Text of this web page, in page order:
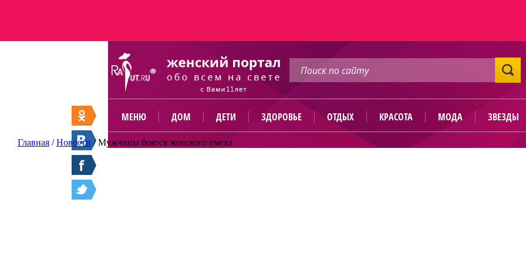
МЕНЮ ДОМ ДЕТИ ЗДОРОВЬЕ ОТДЫХ КРАСОТА МОДА ЗВЕЗДЫ
Главная /Новости /Мужчины боятся женского смеха